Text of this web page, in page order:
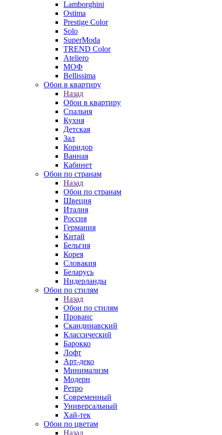
Lamborghini
Ostima
Prestige Color
Solo
SuperModa
TREND Color
Ateliero
МОФ
Bellissima
Обои в квартиру
Назад
Обои в квартиру
Спальня
Кухня
Детская
Зал
Коридор
Ванная
Кабинет
Обои по странам
Назад
Обои по странам
Швеция
Италия
Россия
Германия
Китай
Бельгия
Корея
Словакия
Беларусь
Нидерланды
Обои по стилям
Назад
Обои по стилям
Прованс
Скандинавский
Классический
Барокко
Лофт
Арт-деко
Минимализм
Модерн
Ретро
Современный
Универсальный
Хай-тек
Обои по цветам
Назад